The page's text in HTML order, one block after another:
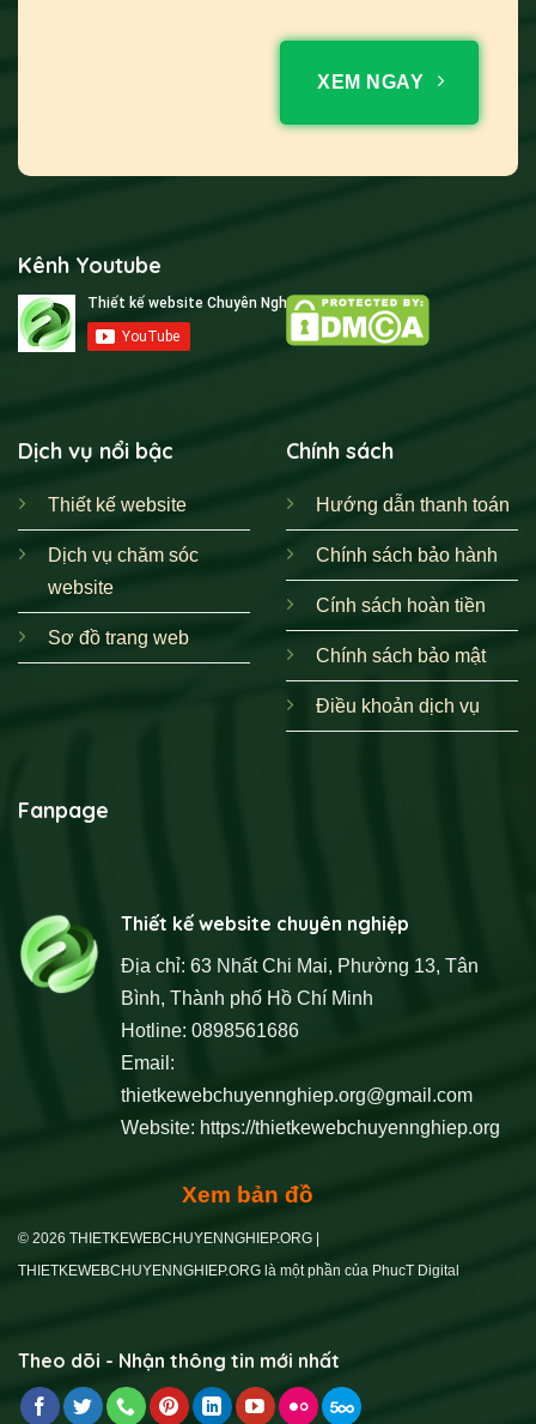
XEM NGAY
Kênh Youtube
Dịch vụ nổi bậc
Thiết kế website
Dịch vụ chăm sóc
website
Sơ đồ trang web
Chính sách
Hướng dẫn thanh toán
Chính sách bảo hành
Cính sách hoàn tiền
Chính sách bảo mật
Điều khoản dịch vụ
Fanpage
Thiết kế website chuyên nghiệp
Địa chỉ: 63 Nhất Chi Mai, Phường 13, Tân
Bình, Thành phố Hồ Chí Minh
Hotline: 0898561686
Email:
thietkewebchuyennghiep.org@gmail.com
Website: https://thietkewebchuyennghiep.org
Xem bản đồ
© 2026 THIETKEWEBCHUYENNGHIEP.ORG |
THIETKEWEBCHUYENNGHIEP.ORG là một phần của PhucT Digital
Theo dõi - Nhận thông tin mới nhất